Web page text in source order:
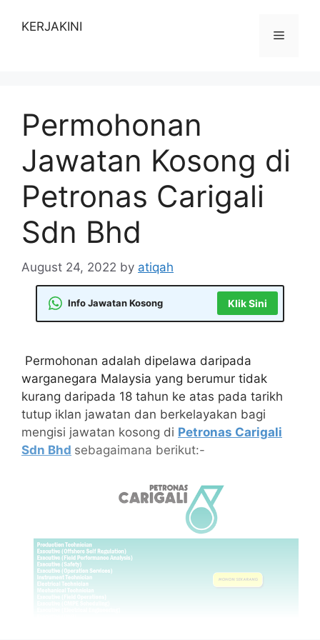
KERJAKINI
Menu
Permohonan
Jawatan Kosong di
Petronas Carigali
Sdn Bhd
August 24, 2022 by atiqah
Info Jawatan Kosong Klik Sini
Permohonan adalah dipelawa daripada
warganegara Malaysia yang berumur tidak
kurang daripada 18 tahun ke atas pada tarikh
tutup iklan jawatan dan berkelayakan bagi
mengisi jawatan kosong di Petronas Carigali
Sdn Bhd sebagaimana berikut:-